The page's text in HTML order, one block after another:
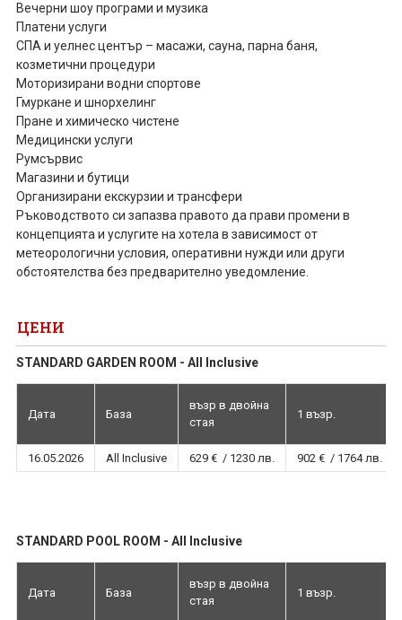
Вечерни шоу програми и музика
Платени услуги
СПА и уелнес център – масажи, сауна, парна баня,
козметични процедури
Моторизирани водни спортове
Гмуркане и шнорхелинг
Пране и химическо чистене
Медицински услуги
Румсървис
Магазини и бутици
Организирани екскурзии и трансфери
Ръководството си запазва правото да прави промени в
концепцията и услугите на хотела в зависимост от
метеорологични условия, оперативни нужди или други
обстоятелства без предварително уведомление.
ЦЕНИ
STANDARD GARDEN ROOM - All Inclusive
Дата База
възр в двойна
стая
1 възр.
16.05.2026 All Inclusive 629 € / 1230 лв. 902 € / 1764 лв.
STANDARD POOL ROOM - All Inclusive
Дата База
възр в двойна
стая
1 възр.